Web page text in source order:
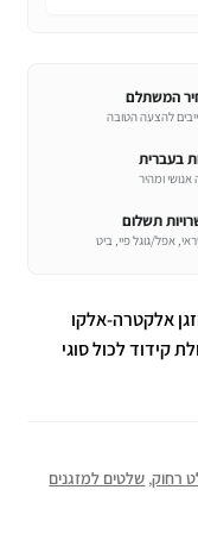
המשתלם
להצעה הטובה
בעברית
ומהיר
תשלום
אפל/גוגל פיי, ביט
אלקטרה-אלקו
קידוד לכול סוגי
רחוק, שלטים למזגנים